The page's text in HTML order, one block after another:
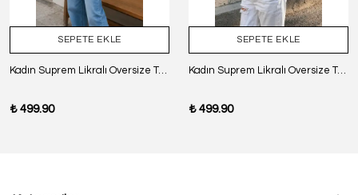
SEPETE EKLE
Kadın Suprem Likralı Oversize T-Shirt - SİYAH
₺ 499.90
SEPETE EKLE
Kadın Suprem Likralı Oversize T-Shirt - BORDO
₺ 499.90